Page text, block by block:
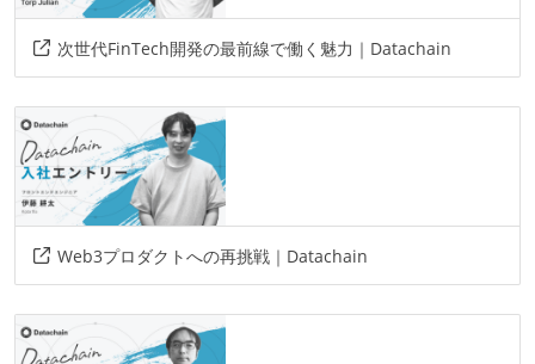
次世代FinTech開発の最前線で働く魅力｜Datachain
Web3プロダクトへの再挑戦｜Datachain